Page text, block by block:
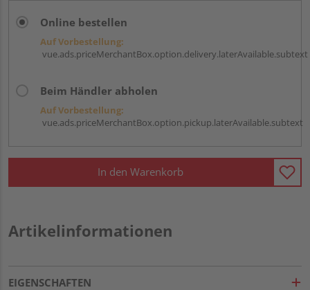
Online bestellen
Auf Vorbestellung:
vue.ads.priceMerchantBox.option.delivery.laterAvailable.subtext
Beim Händler abholen
Auf Vorbestellung:
vue.ads.priceMerchantBox.option.pickup.laterAvailable.subtext
In den Warenkorb
Artikelinformationen
EIGENSCHAFTEN